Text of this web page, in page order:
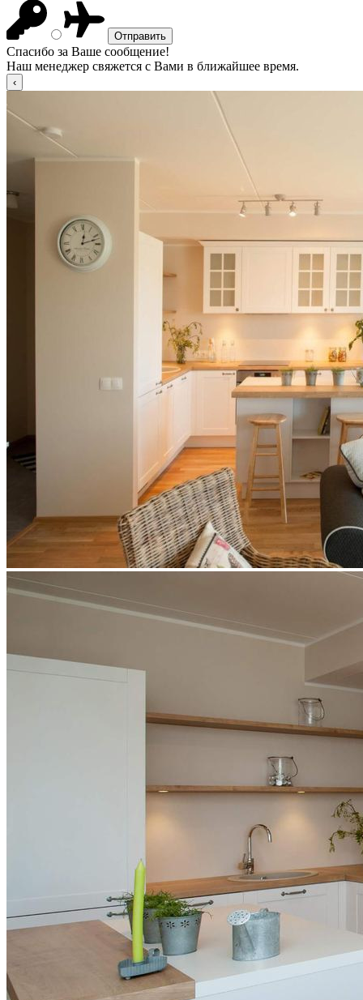
Спасибо за Ваше сообщение!
Наш менеджер свяжется с Вами в ближайшее время.